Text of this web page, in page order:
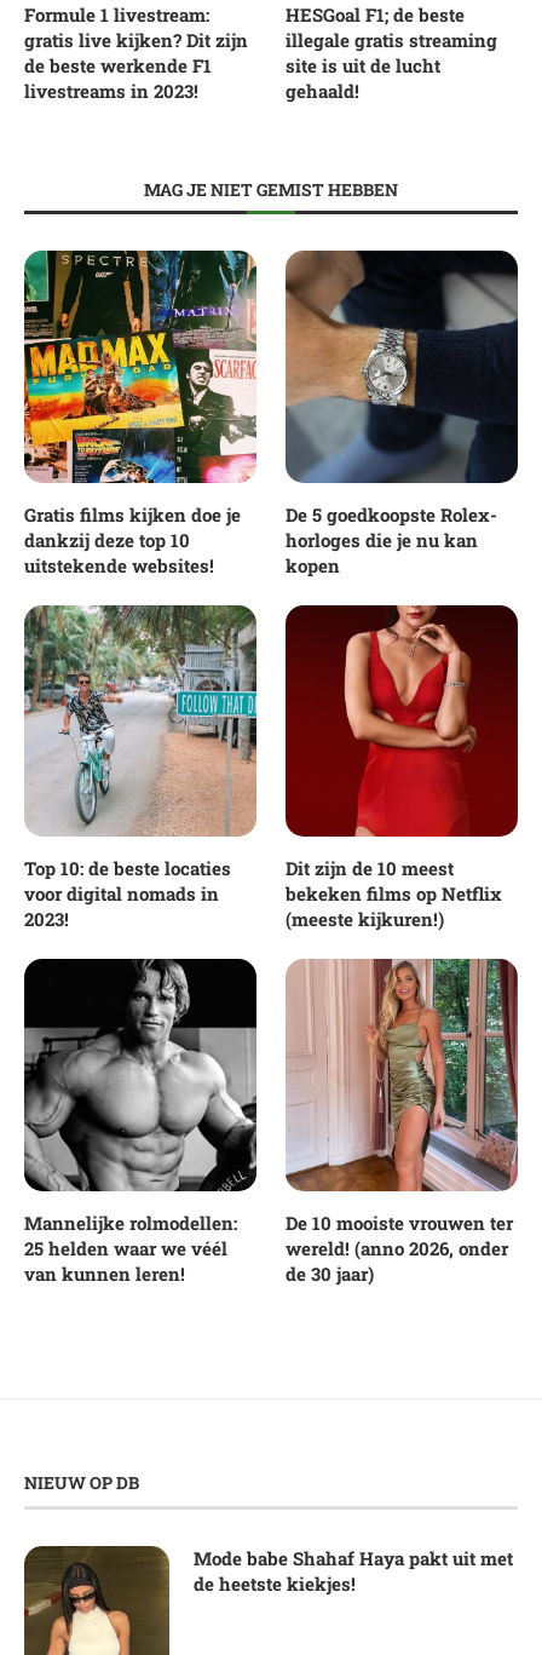
Formule 1 livestream:
gratis live kijken? Dit zijn
de beste werkende F1
livestreams in 2023!
HESGoal F1; de beste
illegale gratis streaming
site is uit de lucht
gehaald!
MAG JE NIET GEMIST HEBBEN
Gratis films kijken doe je
dankzij deze top 10
uitstekende websites!
De 5 goedkoopste Rolex-
horloges die je nu kan
kopen
Top 10: de beste locaties
voor digital nomads in
2023!
Dit zijn de 10 meest
bekeken films op Netflix
(meeste kijkuren!)
Mannelijke rolmodellen:
25 helden waar we véél
van kunnen leren!
De 10 mooiste vrouwen ter
wereld! (anno 2026, onder
de 30 jaar)
NIEUW OP DB
Mode babe Shahaf Haya pakt uit met
de heetste kiekjes!